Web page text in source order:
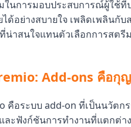
นการมอบประสบการณ์ผู้ใช้
ด้อย่างสบายใจ เพลิดเพลินกั
ที่น่าสนใจแทนตัวเลือกการสต
Add-ons คือกุ
คือระบบ add-on ที่เป็นนวัตก
ละฟังก์ชันการทำงานที่แตกต่